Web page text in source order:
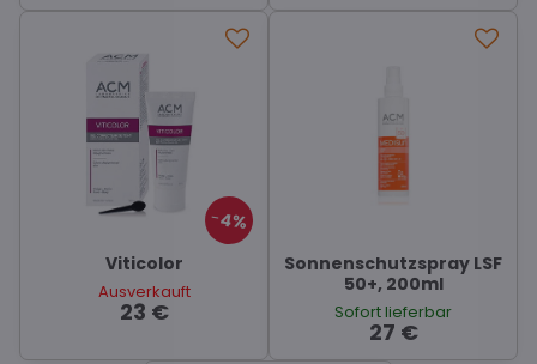
4%
Viticolor
Ausverkauft
23 €
Sonnenschutzspray LSF
50+, 200ml
Sofort lieferbar
27 €